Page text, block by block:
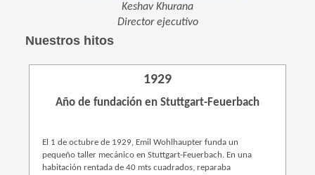
Keshav Khurana
Director ejecutivo
Nuestros hitos
1929
Año de fundación en Stuttgart-Feuerbach
El 1 de octubre de 1929, Emil Wohlhaupter funda un
pequeño taller mecánico en Stuttgart-Feuerbach. En una
habitación rentada de 40 mts cuadrados, reparaba